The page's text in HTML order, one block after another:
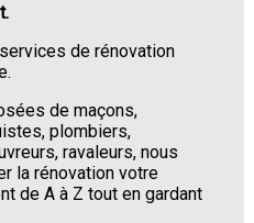
de rénovation
de maçons,
plombiers,
ravaleurs, nous
la rénovation votre
de A à Z tout en gardant